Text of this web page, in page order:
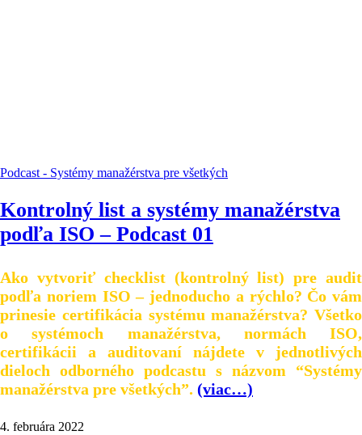
Podcast - Systémy manažérstva pre všetkých
Kontrolný list a systémy manažérstva
podľa ISO – Podcast 01
Ako vytvoriť checklist (kontrolný list) pre audit
podľa noriem ISO – jednoducho a rýchlo? Čo vám
prinesie certifikácia systému manažérstva? Všetko
o systémoch manažérstva, normách ISO,
certifikácii a auditovaní nájdete v jednotlivých
dieloch odborného podcastu s názvom “Systémy
manažérstva pre všetkých”. (viac…)
4. februára 2022